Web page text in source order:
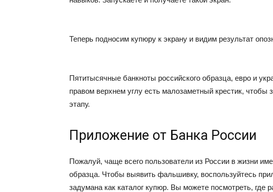
Теперь подносим купюру к экрану и видим результат
Пятитысячные банкноты российского образца, евро и
правом верхнем углу есть малозаметный крестик,
этапу.
Приложение от Банка России
Пожалуй, чаще всего пользователи из России в жизни
образца. Чтобы выявить фальшивку, воспользуйтесь
задумана как каталог купюр. Вы можете посмотреть,